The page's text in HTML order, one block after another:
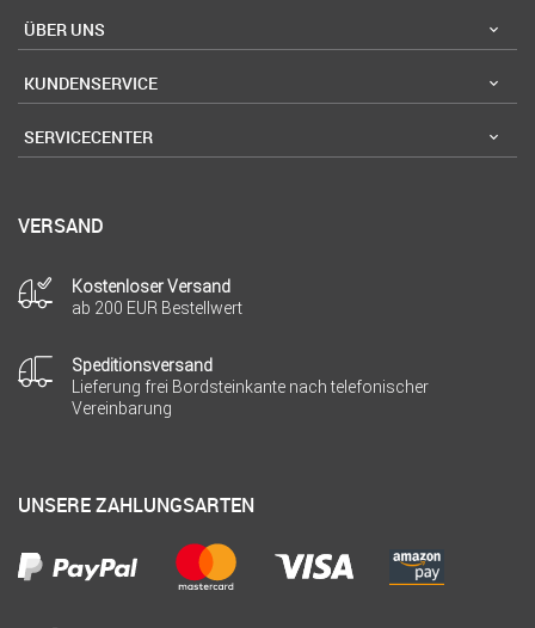
ÜBER UNS
KUNDENSERVICE
SERVICECENTER
VERSAND
Kostenloser Versand
ab 200 EUR Bestellwert
Speditionsversand
Lieferung frei Bordsteinkante nach telefonischer
Vereinbarung
UNSERE ZAHLUNGSARTEN